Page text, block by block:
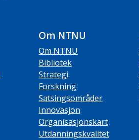
Om NTNU
Om NTNU
Bibliotek
Strategi
Forskning
Satsingsområder
Innovasjon
Organisasjonskart
Utdanningskvalitet